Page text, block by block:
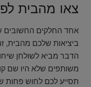
צאו מהבית
אחד החלקים החשובים
ביציאות שלכם מהבית,
הדבר מביא לשולחן
משותפים שלא היו שם
תסייע לכם לחוש פחות